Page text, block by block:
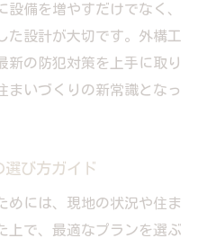
設備を増やすだけでなく、
た設計が大切です。外構工
新の防犯対策を上手に取り
まいづくりの新常識となっ
選び方ガイド
めには、現地の状況や住ま
上で、最適なプランを選ぶ